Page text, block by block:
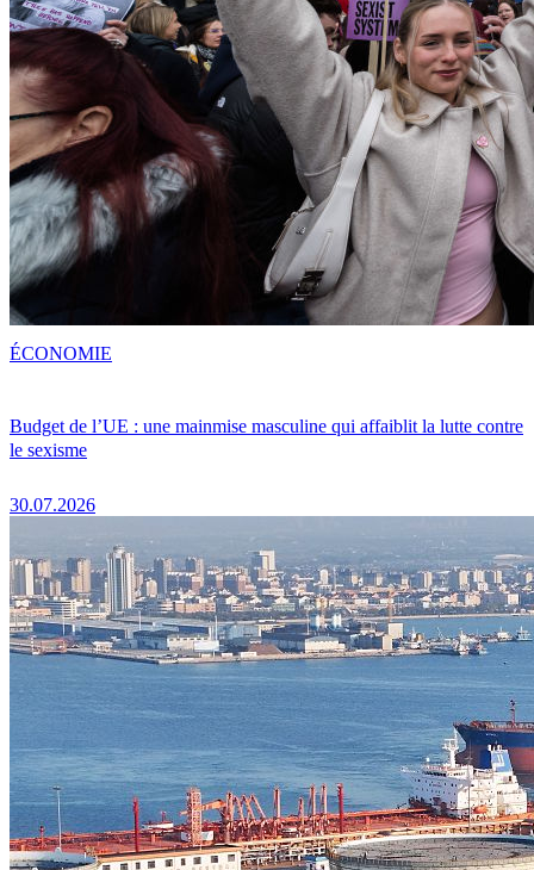
Budget de l’UE : une mainmise masculine qui affaiblit la lutte contre
le sexisme
30.07.2026
ÉCONOMIE